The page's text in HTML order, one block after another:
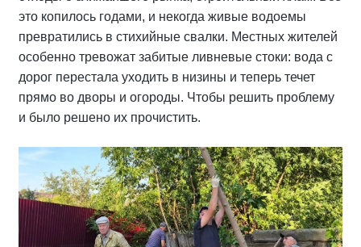
это копилось годами, и некогда живые водоемы
превратились в стихийные свалки. Местных жителей
особенно тревожат забитые ливневые стоки: вода с
дорог перестала уходить в низины и теперь течет
прямо во дворы и огороды. Чтобы решить проблему
и было решено их прочистить.